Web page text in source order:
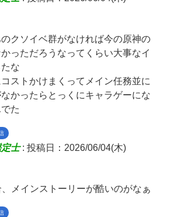
クソイベ群がなければ今の原神の
っただろうなってくらい大事なイ
な
ストかけまくってメイン任務並に
かったらとっくにキャラゲーにな
た
士: 投稿日：2026/06/04(木)
メインストーリーが酷いのがなぁ